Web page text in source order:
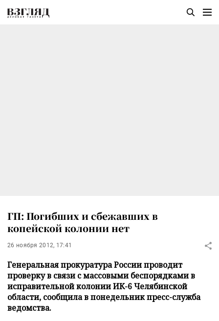
ГП: Погибших и сбежавших в
копейской колонии нет
26 ноября 2012, 17:41
Генеральная прокуратура России проводит
проверку в связи с массовыми беспорядками в
исправительной колонии ИК-6 Челябинской
области, сообщила в понедельник пресс-служба
ведомства.